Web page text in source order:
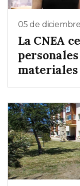
05 de
La CNEA